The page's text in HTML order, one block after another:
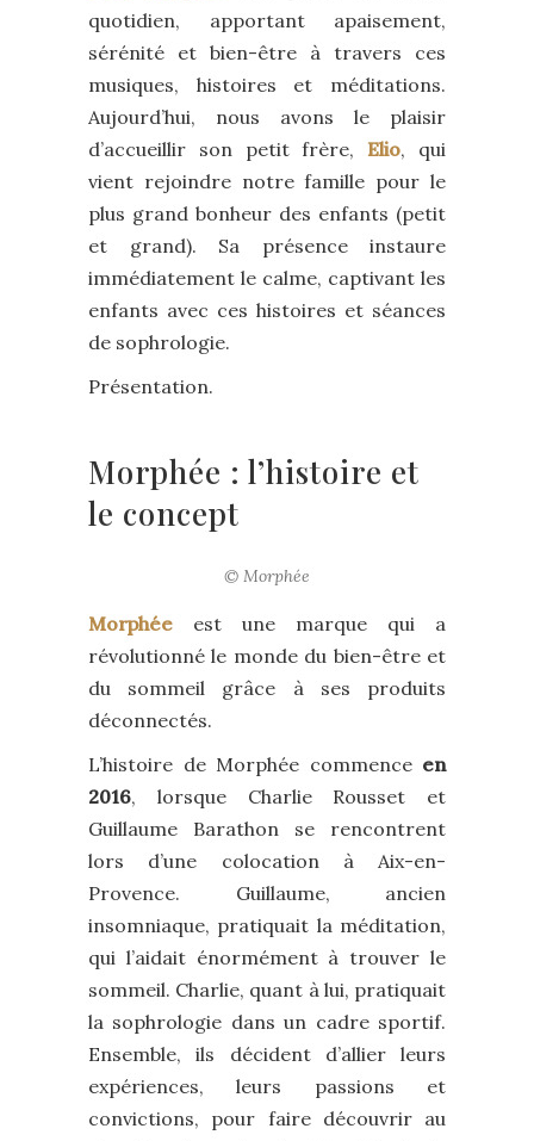
quotidien, apportant apaisement,
sérénité et bien-être à travers ces
musiques, histoires et méditations.
Aujourd’hui, nous avons le plaisir
d’accueillir son petit frère,Elio, qui
vient rejoindre notre famille pour le
plus grand bonheur des enfants (petit
et grand). Sa présence instaure
immédiatement le calme, captivant les
enfants avec ces histoires et séances
de sophrologie.
Présentation.
Morphée : l’histoire et
le concept
© Morphée
Morphée est une marque qui a
révolutionné le monde du bien-être et
du sommeil grâce à ses produits
déconnectés.
L’histoire de Morphée commence en
2016, lorsque Charlie Rousset et
Guillaume Barathon se rencontrent
lors d’une colocation à Aix-en-
Provence. Guillaume, ancien
insomniaque, pratiquait la méditation,
qui l’aidait énormément à trouver le
sommeil. Charlie, quant à lui, pratiquait
la sophrologie dans un cadre sportif.
Ensemble, ils décident d’allier leurs
expériences, leurs passions et
convictions, pour faire découvrir au